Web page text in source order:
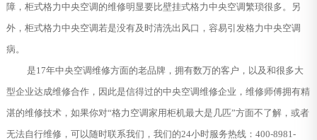
障，柜式格力中央空调的维修明显要比壁挂式格力中央空调繁琐很多。另
外，柜式格力中央空调若是没有及时清洗出风口，容易引发格力中央空调
病。
是17年中央空调维修方面的老品牌，拥有数万的客户，以及和很多大
型企业达成维修合作，因此是信得过的中央空调维修企业，维修师傅拥有精
湛的维修技术，如果你对“格力空调家用柜机最大是几匹”方面不了解，或者
无法自行维修，可以随时联系我们，我们的24小时服务热线：400-8981-